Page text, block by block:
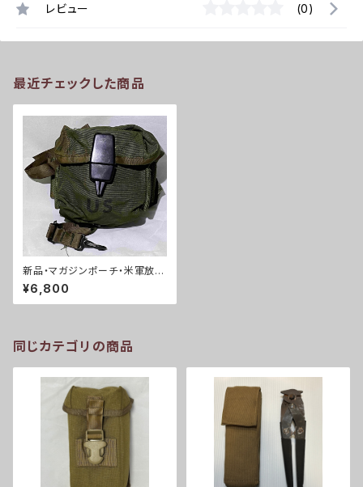
レビュー (0)
最近チェックした商品
新品・マガジンポーチ・米軍放出
品 M1967 アムニッションポー
チ M16 20連マガジンポーチ(A
0161)
¥6,800
同じカテゴリの商品